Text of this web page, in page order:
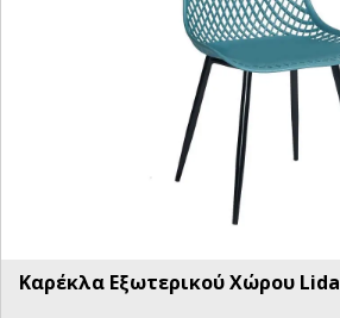
Καρέκλα Εξωτερικού Χώρου Lida